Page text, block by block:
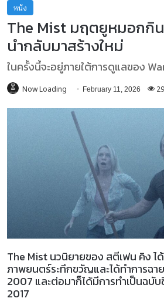
หนัง
The Mist มฤตยูหมอกกิ
นำกลับมาสร้างใหม่
ในครั้งนี้จะอยู่ภายใต้การดูแลของ
Now Loading February 11, 2026
The Mist นวนิยายของ สตีเฟน คิง
ภาพยนตร์ระทึกขวัญและได้ทำการฉา
2007 และต่อมาก็ได้มีการทำเป็นฉบั
2017